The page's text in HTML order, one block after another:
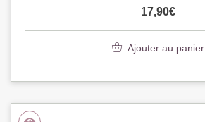
17,90€
Ajouter au panier